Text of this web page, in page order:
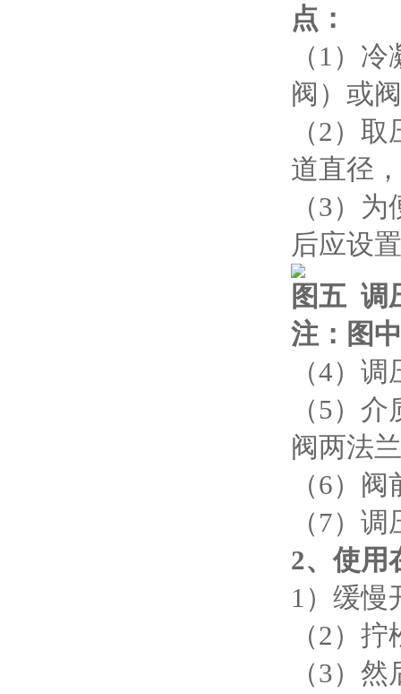
点：
（1）
阀）或
（2）
道直径
（3）
后应设
图五 调
注：图
（4）
（5）
阀两法
（6）
（7）
2、使用
1）缓慢
（2）
（3）然